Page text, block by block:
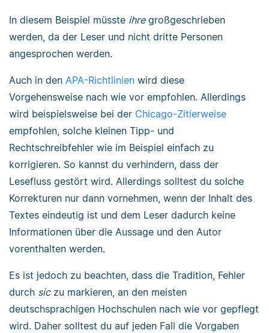
In diesem Beispiel müsste ihregroßgeschrieben
werden, da der Leser und nicht dritte Personen
angesprochen werden.
Auch in den APA-Richtlinien wird diese
Vorgehensweise nach wie vor empfohlen. Allerdings
wird beispielsweise bei der Chicago-Zitierweise
empfohlen, solche kleinen Tipp- und
Rechtschreibfehler wie im Beispiel einfach zu
korrigieren. So kannst du verhindern, dass der
Lesefluss gestört wird. Allerdings solltest du solche
Korrekturen nur dann vornehmen, wenn der Inhalt des
Textes eindeutig ist und dem Leser dadurch keine
Informationen über die Aussage und den Autor
vorenthalten werden.
Es ist jedoch zu beachten, dass die Tradition, Fehler
durch siczu markieren, an den meisten
deutschsprachigen Hochschulen nach wie vor gepflegt
wird. Daher solltest du auf jeden Fall die Vorgaben